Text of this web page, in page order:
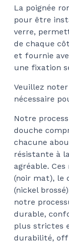
La poignée
pour être
verre,
de chaque
et fournie
une fixation
Veuillez
nécessaire
Notre
douche
chacune
résistante à
agréable.
(noir mat), le
(nickel
notre
durable,
plus strictes
durabilité,